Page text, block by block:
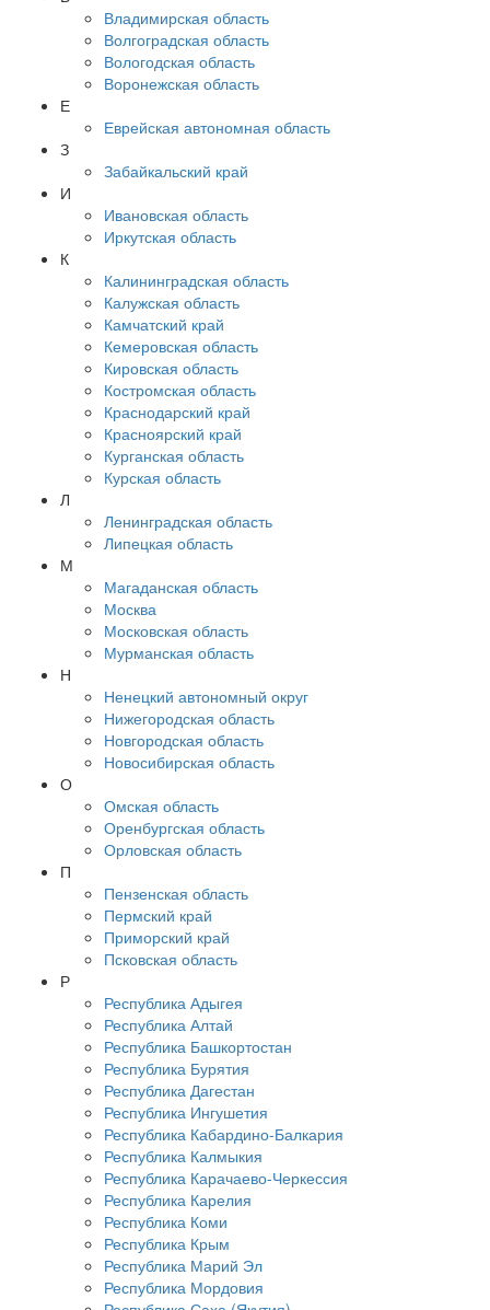
Владимирская область
Волгоградская область
Вологодская область
Воронежская область
Е
Еврейская автономная область
З
Забайкальский край
И
Ивановская область
Иркутская область
К
Калининградская область
Калужская область
Камчатский край
Кемеровская область
Кировская область
Костромская область
Краснодарский край
Красноярский край
Курганская область
Курская область
Л
Ленинградская область
Липецкая область
М
Магаданская область
Москва
Московская область
Мурманская область
Н
Ненецкий автономный округ
Нижегородская область
Новгородская область
Новосибирская область
О
Омская область
Оренбургская область
Орловская область
П
Пензенская область
Пермский край
Приморский край
Псковская область
Р
Республика Адыгея
Республика Алтай
Республика Башкортостан
Республика Бурятия
Республика Дагестан
Республика Ингушетия
Республика Кабардино-Балкария
Республика Калмыкия
Республика Карачаево-Черкессия
Республика Карелия
Республика Коми
Республика Крым
Республика Марий Эл
Республика Мордовия